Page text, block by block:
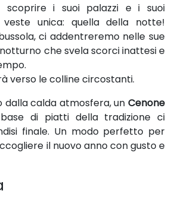
scoprire i suoi palazzi e i suoi
unica: quella della notte!
ci addentreremo nelle sue
che svela scorci inattesi e
verso le colline circostanti.
dalla calda atmosfera, un Cenone
di piatti della tradizione ci
finale. Un modo perfetto per
il nuovo anno con gusto e